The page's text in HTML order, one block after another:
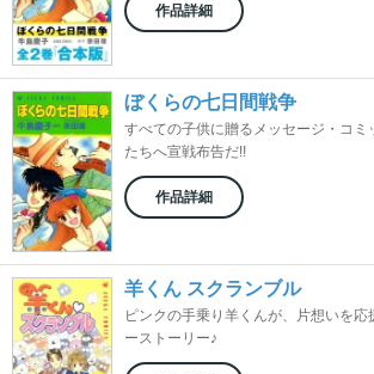
作品詳細
ぼくらの七日間戦争
すべての子供に贈るメッセージ・コミ
たちへ宣戦布告だ!!
作品詳細
羊くん スクランブル
ピンクの手乗り羊くんが、片想いを
ーストーリー♪